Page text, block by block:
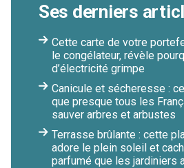
Ses derniers
Cette carte de votre
le congélateur, révèle
d’électricité grimpe
Canicule et sécheresse :
que presque tous les
sauver arbres et arbustes
Terrasse brûlante : cette
adore le plein soleil et
parfumé que les jardiniers